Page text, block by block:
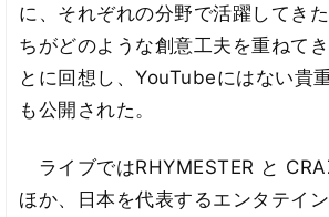
に、それぞれの分野で活躍してき
ちがどのような創意工夫を重ねて
とに回想し、YouTubeにはない貴
も公開された。
ライブではRHYMESTER と
ほか、日本を代表するエンタテイ